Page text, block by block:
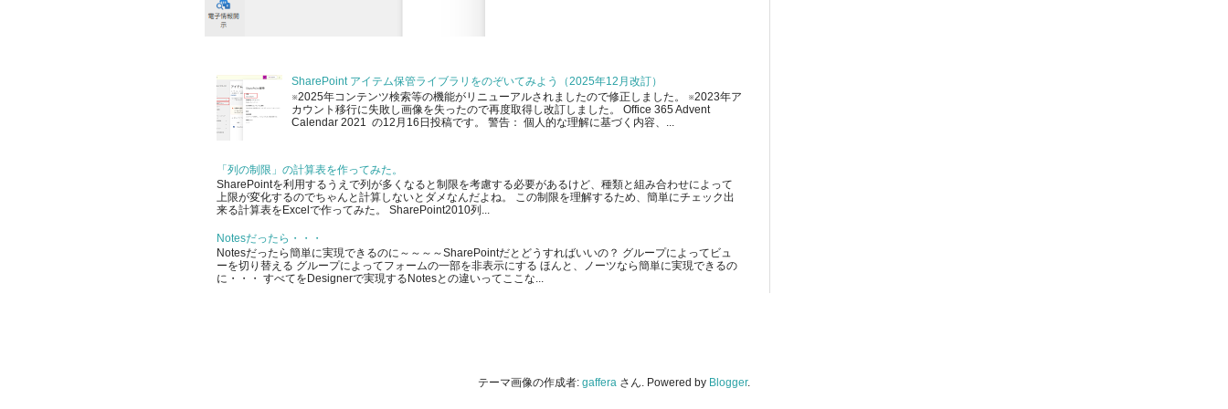
SharePoint アイテム保管ライブラリをのぞいてみよう（2025年12月改訂）
※2025年コンテンツ検索等の機能がリニューアルされましたので修正しました。 ※2023年ア
カウント移行に失敗し画像を失ったので再度取得し改訂しました。 Office 365 Advent
Calendar 2021 の12月16日投稿です。 警告： 個人的な理解に基づく内容、...
「列の制限」の計算表を作ってみた。
SharePointを利用するうえで列が多くなると制限を考慮する必要があるけど、種類と組み合わせによって
上限が変化するのでちゃんと計算しないとダメなんだよね。 この制限を理解するため、簡単にチェック出
来る計算表をExcelで作ってみた。 SharePoint2010列...
Notesだったら・・・
Notesだったら簡単に実現できるのに～～～～SharePointだとどうすればいいの？ グループによってビュ
ーを切り替える グループによってフォームの一部を非表示にする ほんと、ノーツなら簡単に実現できるの
に・・・ すべてをDesignerで実現するNotesとの違いってここな...
テーマ画像の作成者: gaffera さん. Powered by Blogger.